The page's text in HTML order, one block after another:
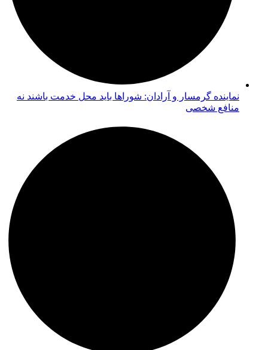
نماینده گرمسار و آرادان: شوراها باید محل خدمت باشند نه
منافع شخصی